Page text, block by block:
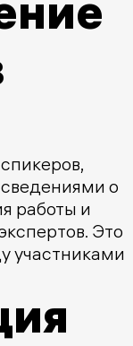
о
работы и
Это
участниками